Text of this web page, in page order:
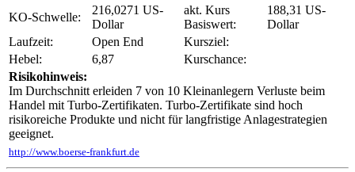
KO-Schwelle:
216,0271 US-
Dollar
akt. Kurs
Basiswert:
188,31 US-
Dollar
Laufzeit:
Open End
Kursziel:
Hebel:
6,87
Kurschance:
Risikohinweis:
Im Durchschnitt erleiden 7 von 10 Kleinanlegern Verluste beim
Handel mit Turbo-Zertifikaten. Turbo-Zertifikate sind hoch
risikoreiche Produkte und nicht für langfristige Anlagestrategien
geeignet.
http://www.boerse-frankfurt.de